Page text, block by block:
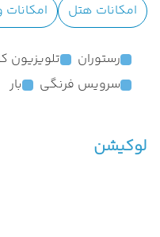
امکانات هتل
رستوران تلویزیون
سرویس فرنگی
بار
لوکیشن